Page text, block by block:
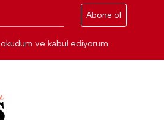
Abone ol
okudum ve kabul ediyorum